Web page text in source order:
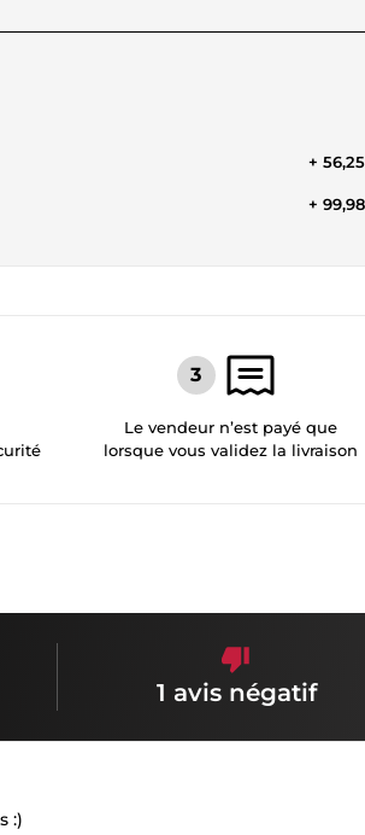
+
+
Le vendeur n’est payé que
lorsque vous validez la livraison
1 avis négatif
:)